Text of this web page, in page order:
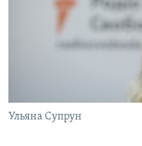
Ульяна Супрун